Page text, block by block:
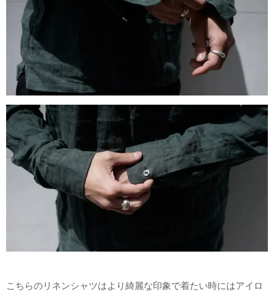
こちらのリネンシャツはより綺麗な印象で着たい時にはアイロ